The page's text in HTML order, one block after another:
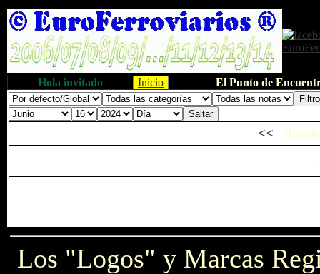
Hola invitado Inicio El Punto de
<<
Los "Logos" y Marcas